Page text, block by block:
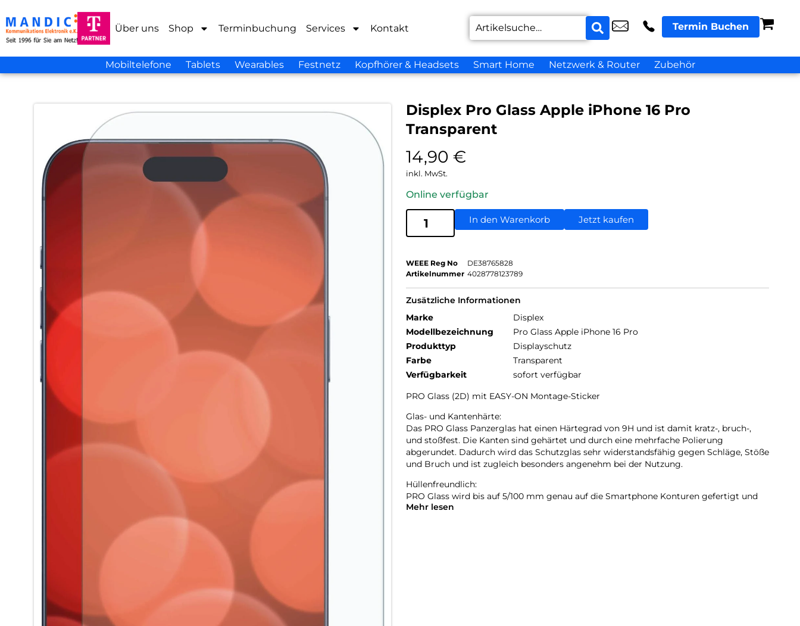
Über uns Shop Terminbuchung Services Kontakt Termin Buchen
Mobiltelefone Tablets Wearables Festnetz Kopfhörer & Headsets Smart Home Netzwerk & Router Zubehör
Displex Pro Glass Apple iPhone 16 Pro
Transparent
14,90 €
inkl. MwSt.
Online verfügbar
In den Warenkorb Jetzt kaufen
WEEE Reg No
DE38765828
Artikelnummer 4028778123789
Zusätzliche Informationen
Marke
Displex
Modellbezeichnung
Pro Glass Apple iPhone 16 Pro
Produkttyp
Displayschutz
Farbe
Transparent
Verfügbarkeit
sofort verfügbar
PRO Glass (2D) mit EASY-ON Montage-Sticker
Glas- und Kantenhärte:
Das PRO Glass Panzerglas hat einen Härtegrad von 9H und ist damit kratz-, bruch-,
und stoßfest. Die Kanten sind gehärtet und durch eine mehrfache Polierung
abgerundet. Dadurch wird das Schutzglas sehr widerstandsfähig gegen Schläge, Stöße
und Bruch und ist zugleich besonders angenehm bei der Nutzung.
Hüllenfreundlich:
PRO Glass wird bis auf 5/100 mm genau auf die Smartphone Konturen gefertigt und
passt somit perfekt auf Ihr Smartphone. Außerdem ist die Schutzfolie ultradünn. Somit
Mehr lesen